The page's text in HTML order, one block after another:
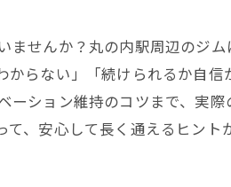
せんか？丸の内駅周辺のジ
らない」「続けられるか自
ション維持のコツまで、実
、安心して長く通えるヒント